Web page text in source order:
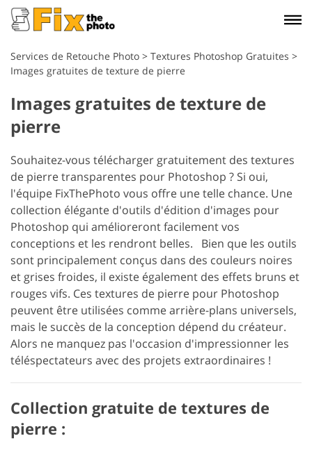
Services de Retouche Photo > Textures Photoshop Gratuites >
Images gratuites de texture de pierre
Images gratuites de texture de
pierre
Souhaitez-vous télécharger gratuitement des textures
de pierre transparentes pour Photoshop ? Si oui,
l'équipe FixThePhoto vous offre une telle chance. Une
collection élégante d'outils d'édition d'images pour
Photoshop qui amélioreront facilement vos
conceptions et les rendront belles. Bien que les outils
sont principalement conçus dans des couleurs noires
et grises froides, il existe également des effets bruns et
rouges vifs. Ces textures de pierre pour Photoshop
peuvent être utilisées comme arrière-plans universels,
mais le succès de la conception dépend du créateur.
Alors ne manquez pas l'occasion d'impressionner les
téléspectateurs avec des projets extraordinaires !
Collection gratuite de textures de
pierre :